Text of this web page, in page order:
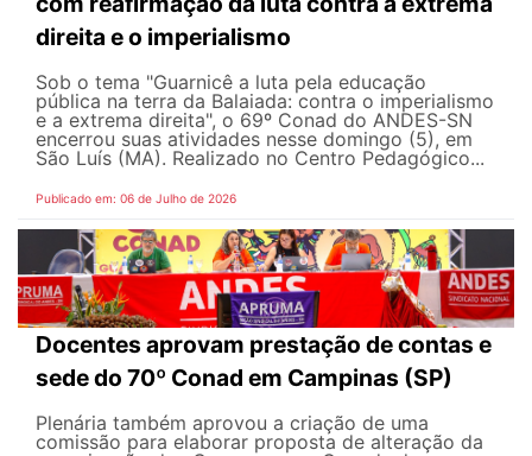
direita e o imperialismo
Sob o tema "Guarnicê a luta pela educação
pública na terra da Balaiada: contra o imperialismo
e a extrema direita", o 69º Conad do ANDES-SN
encerrou suas atividades nesse domingo (5), em
São Luís (MA). Realizado no Centro Pedagógico...
Publicado em: 06 de Julho de 2026
Docentes aprovam prestação de contas e
sede do 70º Conad em Campinas (SP)
Plenária também aprovou a criação de uma
comissão para elaborar proposta de alteração da